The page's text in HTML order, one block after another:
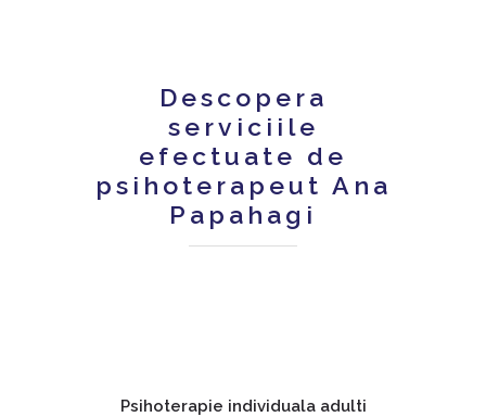
Descopera
serviciile
efectuate de
psihoterapeut Ana
Papahagi
Psihoterapie individuala adulti